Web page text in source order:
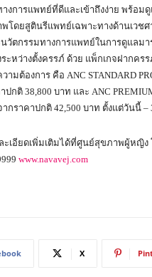
างการแพทย์ที่ดีและเข้าถึงง่าย พร้อ
โดยสูตินรีแพทย์เฉพาะทางด้านเวชศ
วัตกรรมทางการแพทย์ในการดูแลมา
ะหว่างตั้งครรภ์ ด้วย แพ็กเกจฝากคร
ามต้องการ คือ ANC STANDARD
ปกติ 38,800 บาท และ ANC
ากราคาปกติ 42,500 บาท ตั้งแต่วันนี้ –
ะเอียดเพิ่มเติมได้ที่ศูนย์สุขภาพผู้หญิง
www.navavej.com
X